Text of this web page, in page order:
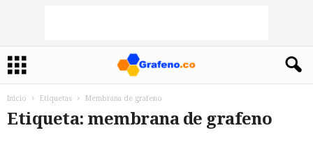
Inicio Etiquetas Membrana de grafeno
Etiqueta: membrana de grafeno